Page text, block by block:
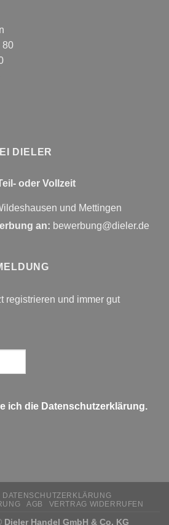
80
DIELER
oder Vollzeit
und Mettingen
an: bewerbung@dieler.de
registrieren und immer gut
ich die Datenschutzerklärung.
DATENSCHUTZERKLÄRUNG
AGB VERTRAG WIDERRUFEN
Dieler Handel GmbH & Co. KG